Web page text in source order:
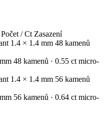
Počet / Ct Zasazení
1.4 × 1.4 mm 48 kamenů
48 kamenů · 0.55 ct micro-
1.4 × 1.4 mm 56 kamenů
56 kamenů · 0.64 ct micro-